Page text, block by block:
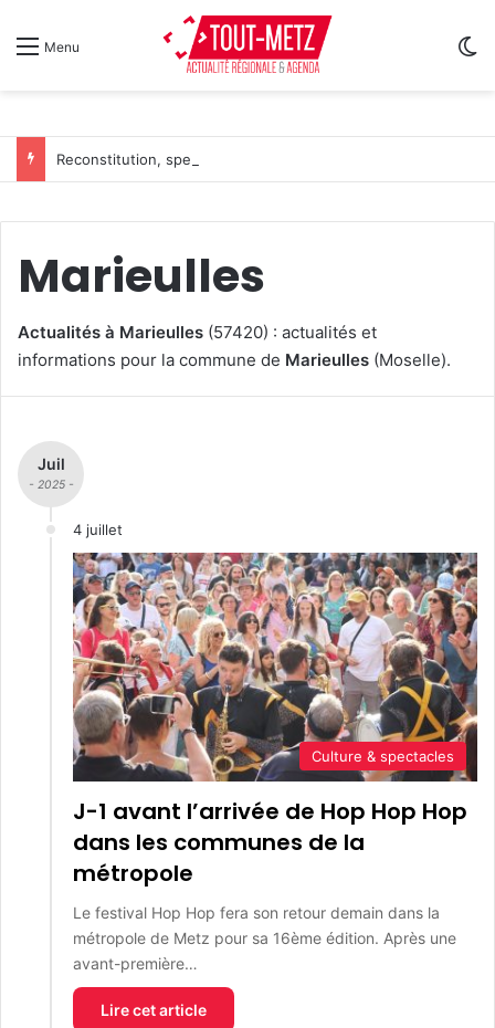
Menu
Marieulles
Actualités à Marieulles (57420) : actualités et
informations pour la commune de Marieulles (Moselle).
Juil
- 2025 -
4 juillet
Culture & spectacles
J-1 avant l’arrivée de Hop Hop Hop
dans les communes de la
métropole
Le festival Hop Hop fera son retour demain dans la
métropole de Metz pour sa 16ème édition. Après une
avant-première…
Lire cet article